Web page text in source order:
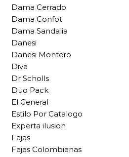
Dama Cerrado
Dama Confot
Dama Sandalia
Danesi
Danesi Montero
Diva
Dr Scholls
Duo Pack
El General
Estilo Por Catalogo
Experta ilusion
Fajas
Fajas Colombianas